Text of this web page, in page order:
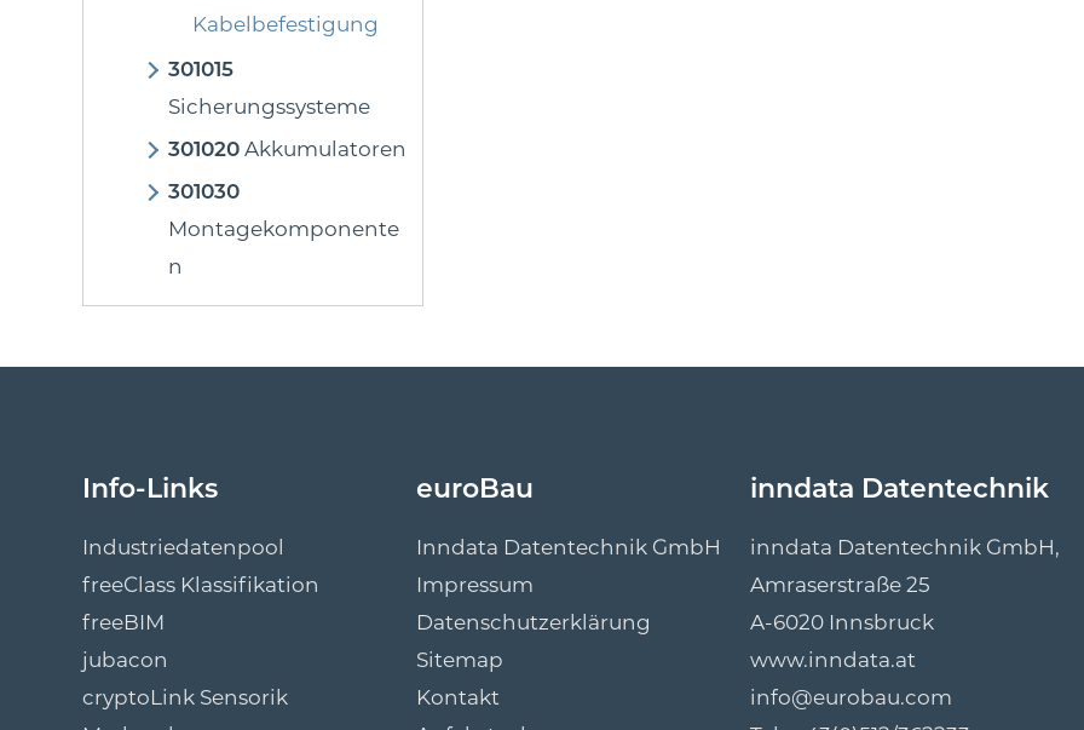
Kabelbefestigung
301015
Sicherungssysteme
301020 Akkumulatoren
301030
Montagekomponente
n
Info-Links
Industriedatenpool
freeClass Klassifikation
freeBIM
jubacon
cryptoLink Sensorik
euroBau
Inndata Datentechnik GmbH
Impressum
Datenschutzerklärung
Sitemap
Kontakt
inndata Datentechnik
inndata Datentechnik GmbH,
Amraserstraße 25
A-6020 Innsbruck
www.inndata.at
info@eurobau.com